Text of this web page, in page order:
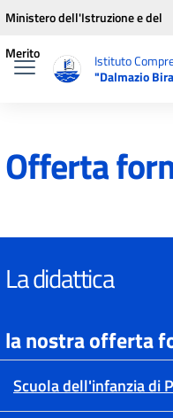
Vai ai contenuti
Vai al menu di navigazione
Vai al footer
Ministero dell'Istruzione e del
Merito
Istituto
"Dalmazio
Offerta
La didattica
la nostra offerta
Scuola dell'infanzia di